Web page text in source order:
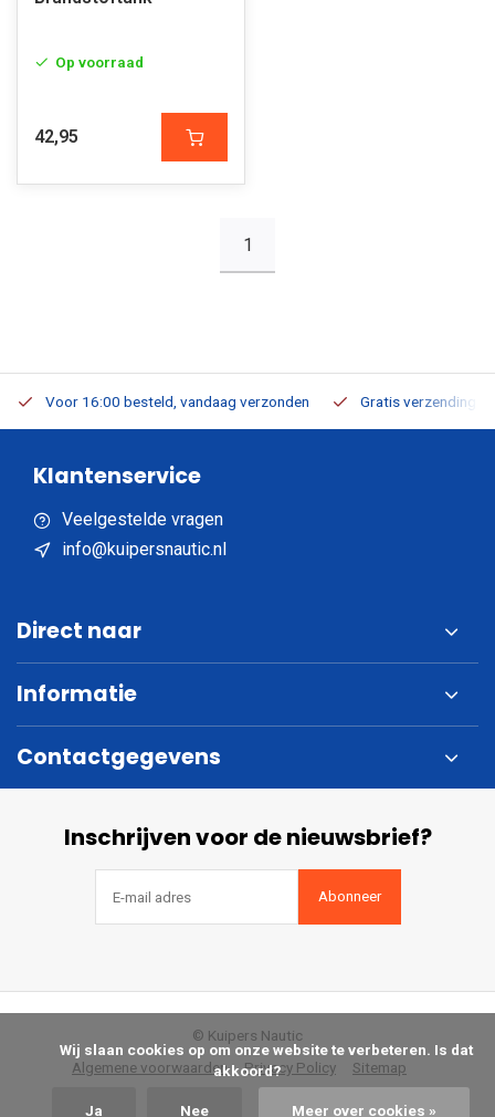
Op voorraad
42,95
1
Voor 16:00 besteld, vandaag verzonden Gratis verzending
Klantenservice
Veelgestelde vragen
info@kuipersnautic.nl
Direct naar
Informatie
Contactgegevens
Inschrijven voor de nieuwsbrief?
Abonneer
Algemene voorwaarden Privacy Policy Sitemap
© Kuipers Nautic
akkoord?
Ja Nee Meer over cookies »